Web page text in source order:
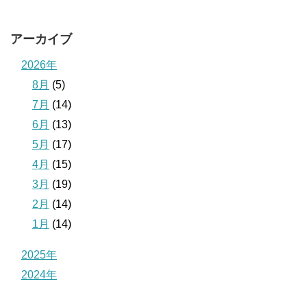
アーカイブ
2026年
8月 (5)
7月 (14)
6月 (13)
5月 (17)
4月 (15)
3月 (19)
2月 (14)
1月 (14)
2025年
2024年